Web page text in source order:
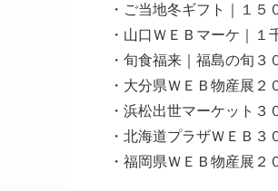
・ご当地冬ギフト｜１５
・山口ＷＥＢマーケ｜１
・旬食福来｜福島の旬３
・大分県ＷＥＢ物産展２
・浜松出世マーケット３
・北海道プラザＷＥＢ３
・福岡県ＷＥＢ物産展２